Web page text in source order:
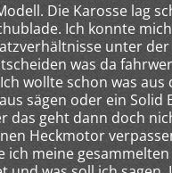
Die Karosse lag
Ich konnte
unter
was da
wollte schon was aus
sägen oder ein Solid
das geht dann doch
Heckmotor
ich meine